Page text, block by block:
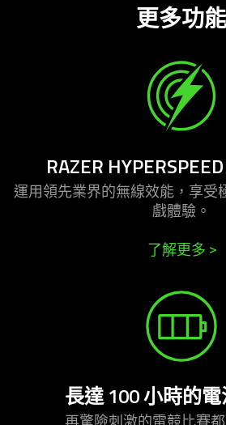
更多功能
RAZER
運用領先業界的無線效能，享受
戲體驗 。
了解更多 >
長達 100 小時的
再驚險刺激的電競比賽